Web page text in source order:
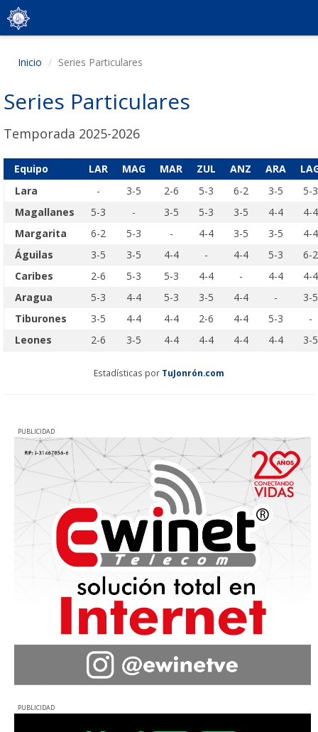
Inicio Series Particulares
Series Particulares
Temporada 2025-2026
Equipo LAR MAG MAR ZUL ANZ ARA
Lara
- 3-5 2-6 5-3 6-2 3-5
5-3
Magallanes
5-3 - 3-5 5-3 3-5 4-4
4-4
Margarita
6-2 5-3 - 4-4 3-5 3-5
4-4
Águilas
3-5 3-5 4-4 - 4-4 5-3
6-2
Caribes
2-6 5-3 5-3 4-4 - 4-4
4-4
Aragua
5-3 4-4 5-3 3-5 4-4 -
3-5
Tiburones
3-5 4-4 4-4 2-6 4-4 5-3
-
Leones
2-6 3-5 4-4 4-4 4-4 4-4 3-5
Estadísticas por TuJonrón.com
PUBLICIDAD
PUBLICIDAD